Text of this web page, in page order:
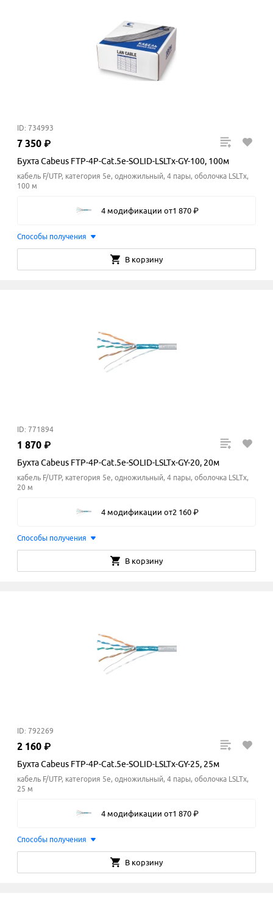
ID: 734993
7 350 ₽
Бухта Cabeus FTP-4P-Cat.5e-SOLID-LSLTx-GY-100, 100м
кабель F/UTP, категория 5e, одножильный, 4 пары, оболочка LSLTx,
100 м
4 модификации от1 870 ₽
Способы получения
В корзину
ID: 771894
1 870 ₽
Бухта Cabeus FTP-4P-Cat.5e-SOLID-LSLTx-GY-20, 20м
кабель F/UTP, категория 5e, одножильный, 4 пары, оболочка LSLTx,
20 м
4 модификации от2 160 ₽
Способы получения
В корзину
ID: 792269
2 160 ₽
Бухта Cabeus FTP-4P-Cat.5e-SOLID-LSLTx-GY-25, 25м
кабель F/UTP, категория 5e, одножильный, 4 пары, оболочка LSLTx,
25 м
4 модификации от1 870 ₽
Способы получения
В корзину